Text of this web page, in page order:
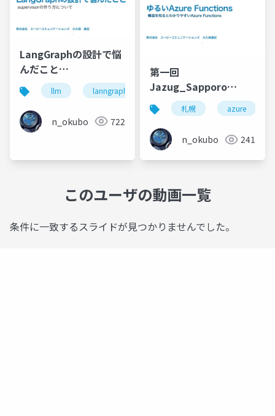
LangGraphの設計で悩
んだこと
_2025_08_23_JMLT
llm lanngraph langchain architecutre
n_okubo 722
第一回
Jazug_Sapporo
rebootイベント「ゆる
いAzure Functions」
札幌 azure
n_okubo 241
このユーザの動画一覧
条件に一致するスライドが見つかりませんでした。